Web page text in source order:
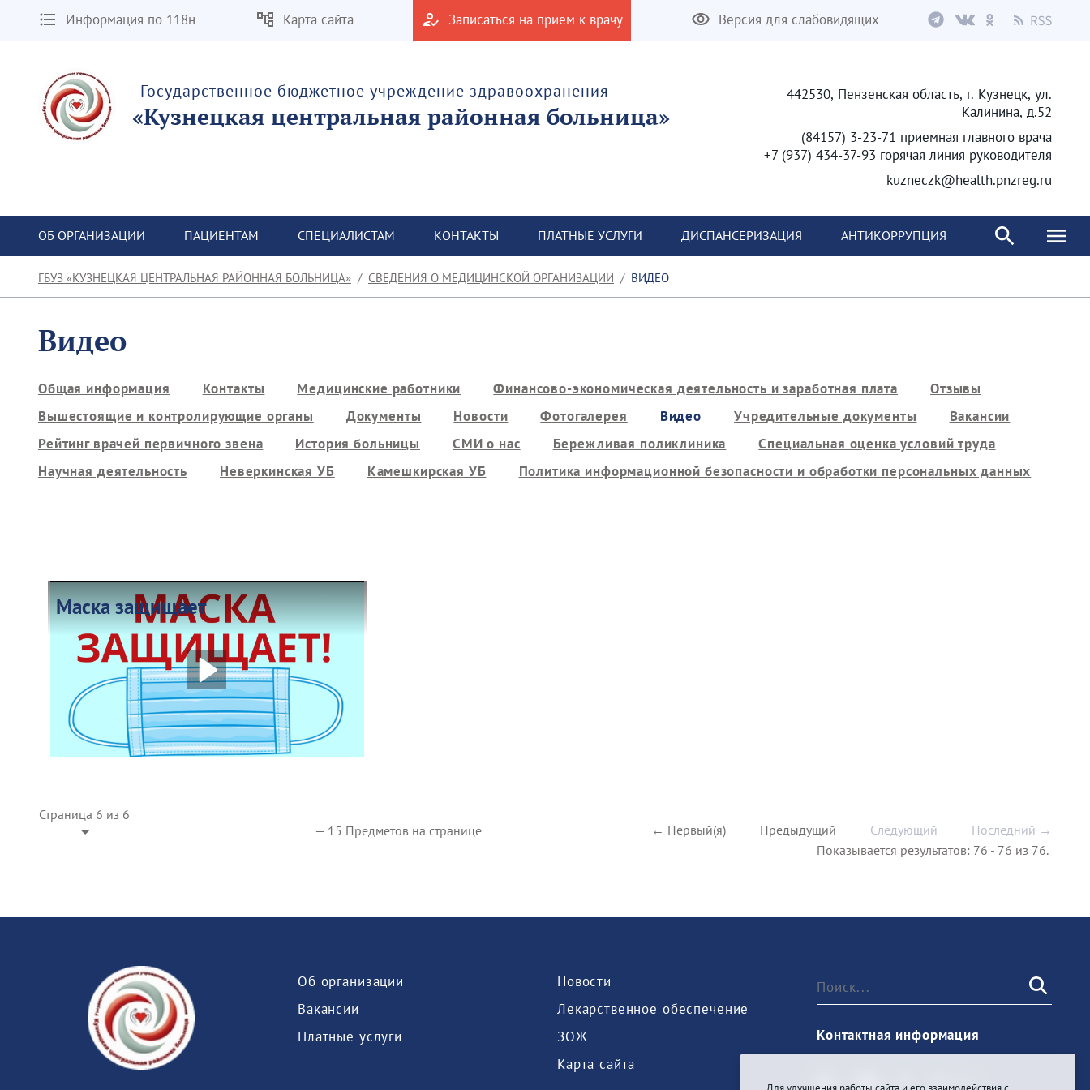
Информация по 118н Карта сайта Записаться на прием к врачу Версия для слабовидящих
Государственное бюджетное учреждение здравоохранения
«Кузнецкая центральная районная больница»
442530, Пензенская область, г. Кузнецк, ул.
Калинина, д.52
(84157) 3-23-71 приемная главного врача
+7 (937) 434-37-93 горячая линия руководителя
kuzneczk@health.pnzreg.ru
ОБ ОРГАНИЗАЦИИ ПАЦИЕНТАМ СПЕЦИАЛИСТАМ КОНТАКТЫ ПЛАТНЫЕ УСЛУГИ ДИСПАНСЕРИЗАЦИЯ АНТИКОРРУПЦИЯ
ГБУЗ «КУЗНЕЦКАЯ ЦЕНТРАЛЬНАЯ РАЙОННАЯ БОЛЬНИЦА» СВЕДЕНИЯ О МЕДИЦИНСКОЙ ОРГАНИЗАЦИИ ВИДЕО
Видео
Общая информация Контакты Медицинские работники Финансово-экономическая деятельность и заработная плата
Отзывы
Вышестоящие и контролирующие органы
Документы Новости Фотогалерея Видео Учредительные документы
Вакансии
Рейтинг врачей первичного звена
История больницы СМИ о нас Бережливая поликлиника
Специальная оценка условий труда
Научная деятельность
Неверкинская УБ Камешкирская УБ Политика информационной безопасности и обработки персональных данных
Маска защищает
Страница 6 из 6
— 15 Предметов на странице
Показывается результатов: 76 - 76 из 76.
← Первый(я) Предыдущий Следующий Последний →
Об организации
Вакансии
Платные услуги
Новости
Лекарственное обеспечение
ЗОЖ
Карта сайта
Контактная информация